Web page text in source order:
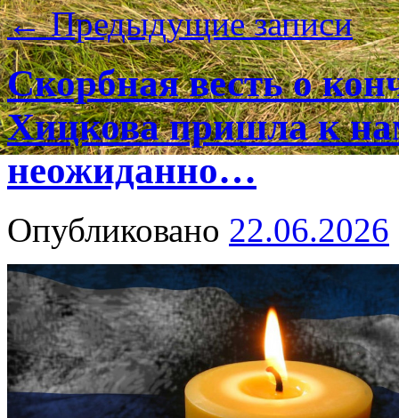
←Предыдущие записи
Скорбная весть о
Хицкова пришла к
неожиданно…
Опубликовано 22.06.2026